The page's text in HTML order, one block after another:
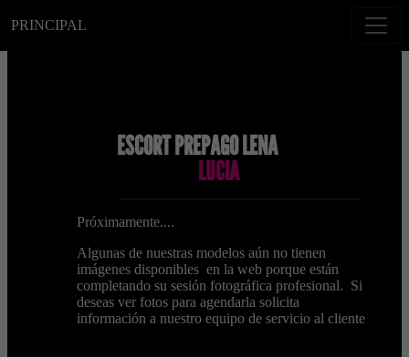
PRINCIPAL
ESCORT PREPAGO LENA
LUCIA
Próximamente....
Algunas de nuestras modelos aún no tienen
imágenes disponibles en la web porque están
completando su sesión fotográfica profesional. Si
deseas ver fotos para agendarla solicita
información a nuestro equipo de servicio al cliente